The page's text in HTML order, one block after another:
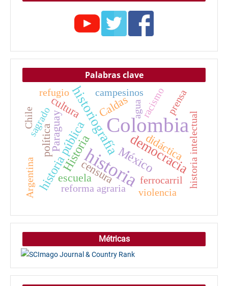
Palabras clave
Colombia
historia
historiografíademocracia
Historia México
historia pública
Paraguay
censura
política
cultura
escuela
didáctica
Caldas
historia intelectual
sagrado
reforma agraria
campesinos
ferrocarril
racismo
Chile
Argentina
prensa
violencia
agua
refugio
Métricas